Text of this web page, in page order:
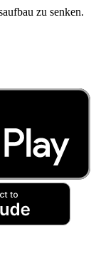
zu senken.